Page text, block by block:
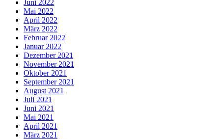
Juni 2022
Mai 2022
April 2022
März 2022
Februar 2022
Januar 2022
Dezember 2021
November 2021
Oktober 2021
September 2021
August 2021
Juli 2021
Juni 2021
Mai 2021
April 2021
März 2021